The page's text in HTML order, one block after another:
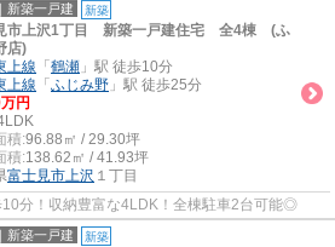
新築一戸建 新築
市上沢1丁目 新築一戸建住宅 全4棟 (ふ
店)
上線 「 鶴瀬 」駅 徒歩10分
上線 「 ふじみ野 」駅 徒歩25分
円
積:96.88㎡ / 29.30坪
積:138.62㎡ / 41.93坪
富士見市上沢 １丁目
10分！収納豊富な4LDK！全棟駐車2台可能◎
新築一戸建 新築